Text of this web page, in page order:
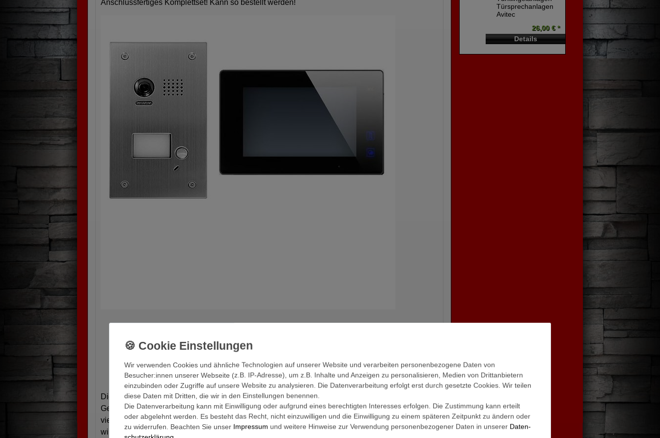
Anschlussfertiges Komplettset! Kann so bestellt werden!
Diese Videosprechanlage eignet sich hervorragend sowohl als Interphon oder
Gegensprechanlage, Klingelanlage, wie auch als Videoüberwachung die Ihnen und Ihrer Familie
viel Sicherheit bietet. Sie können mit den eigenen Augen sehen und sich vergewissern wer
wirklich vor Ihrer Tür steht.
Türsprechanlagen
Avitec
26,00 € *
Details
Wir verwenden Cookies und ähnliche Technologien auf unserer Website und verarbeiten personenbezogene Daten von
Besucher:innen unserer Webseite (z.B. IP-Adresse), um z.B. Inhalte und Anzeigen zu personalisieren, Medien von Drittanbietern
einzubinden oder Zugriffe auf unsere Website zu analysieren. Die Datenverarbeitung erfolgt erst durch gesetzte Cookies. Wir teilen
diese Daten mit Dritten, die wir in den Einstellungen benennen.
Die Datenverarbeitung kann mit Einwilligung oder aufgrund eines berechtigten Interesses erfolgen. Die Zustimmung kann erteilt
oder abgelehnt werden. Es besteht das Recht, nicht einzuwilligen und die Einwilligung zu einem späteren Zeitpunkt zu ändern oder
zu widerrufen. Beachten Sie unser Impressum und weitere Hinweise zur Verwendung personenbezogener Daten in unserer Daten­